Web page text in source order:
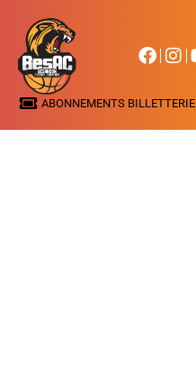
ABONNEMENTS BILLETTERIE